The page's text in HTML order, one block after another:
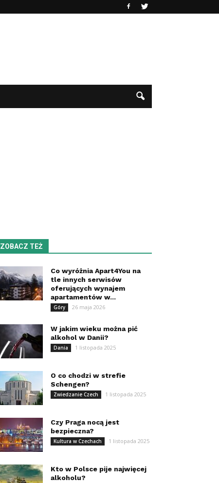
ZOBACZ TEŻ
Co wyróżnia Apart4You na
tle innych serwisów
oferujących wynajem
apartamentów w...
Góry 26 maja 2026
W jakim wieku można pić
alkohol w Danii?
Dania 1 listopada 2025
O co chodzi w strefie
Schengen?
Zwiedzanie Czech 1 listopada 2025
Czy Praga nocą jest
bezpieczna?
Kultura w Czechach 1 listopada 2025
Kto w Polsce pije najwięcej
alkoholu?